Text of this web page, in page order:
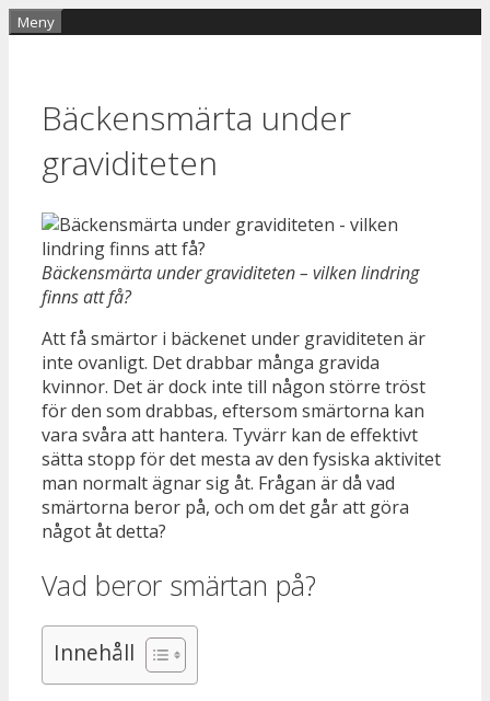
Hoppa
Meny
Bäckensmärta under
graviditeten
Bäckensmärta under graviditeten – vilken lindring
finns att få?
Att få smärtor i bäckenet under graviditeten är
inte ovanligt. Det drabbar många gravida
kvinnor. Det är dock inte till någon större tröst
för den som drabbas, eftersom smärtorna kan
vara svåra att hantera. Tyvärr kan de effektivt
sätta stopp för det mesta av den fysiska aktivitet
man normalt ägnar sig åt. Frågan är då vad
smärtorna beror på, och om det går att göra
något åt detta?
Vad beror smärtan på?
Innehåll